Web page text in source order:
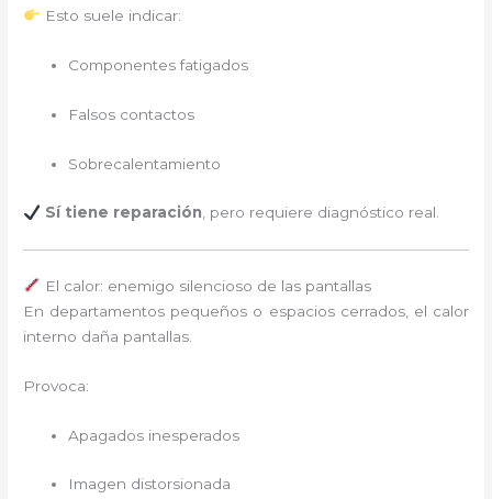
Esto suele indicar:
Componentes fatigados
Falsos contactos
Sobrecalentamiento
Sí tiene reparación, pero requiere diagnóstico real.
El calor: enemigo silencioso de las pantallas
En departamentos pequeños o espacios cerrados, el calor
interno daña pantallas.
Provoca:
Apagados inesperados
Imagen distorsionada